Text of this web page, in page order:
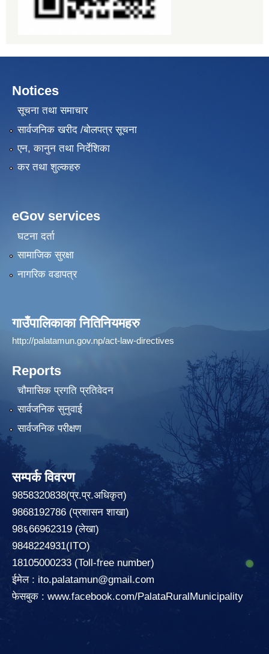
Notices
सूचना तथा समाचार
सार्वजनिक खरीद /बोलपत्र सूचना
एन, कानुन तथा निर्देशिका
कर तथा शुल्कहरु
eGov services
घटना दर्ता
सामाजिक सुरक्षा
नागरिक वडापत्र
गाउँपालिकाका नितिनियमहरु
http://palatamun.gov.np/act-law-directives
Reports
चौमासिक प्रगति प्रतिवेदन
सार्वजनिक सुनुवाई
सार्वजनिक परीक्षण
सम्पर्क विवरण
9858320838(प्र.प्र.अधिकृत)
9868192786 (प्रशासन शाखा)
98६66962319 (लेखा)
9848224931(ITO)
18105000233 (Toll-free number)
ईमेल : ito.palatamun@gmail.com
फेसबुक : www.facebook.com/PalataRuralMunicipality